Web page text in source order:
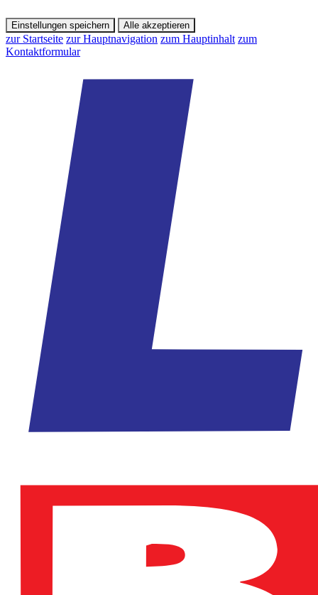
Einstellungen speichern Alle akzeptieren
zur Startseite zur Hauptnavigation zum Hauptinhalt zum
Kontaktformular